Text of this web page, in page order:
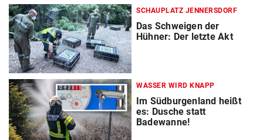
SCHAUPLATZ JENNERSDORF
Das Schweigen der
Hühner: Der letzte Akt
WASSER WIRD KNAPP
Im Südburgenland heißt
es: Dusche statt
Badewanne!